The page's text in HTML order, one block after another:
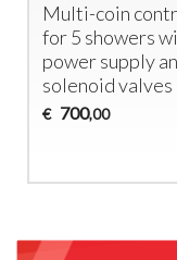
Multi-coin
for 5 showers
power supply
solenoid valves
€ 700,00